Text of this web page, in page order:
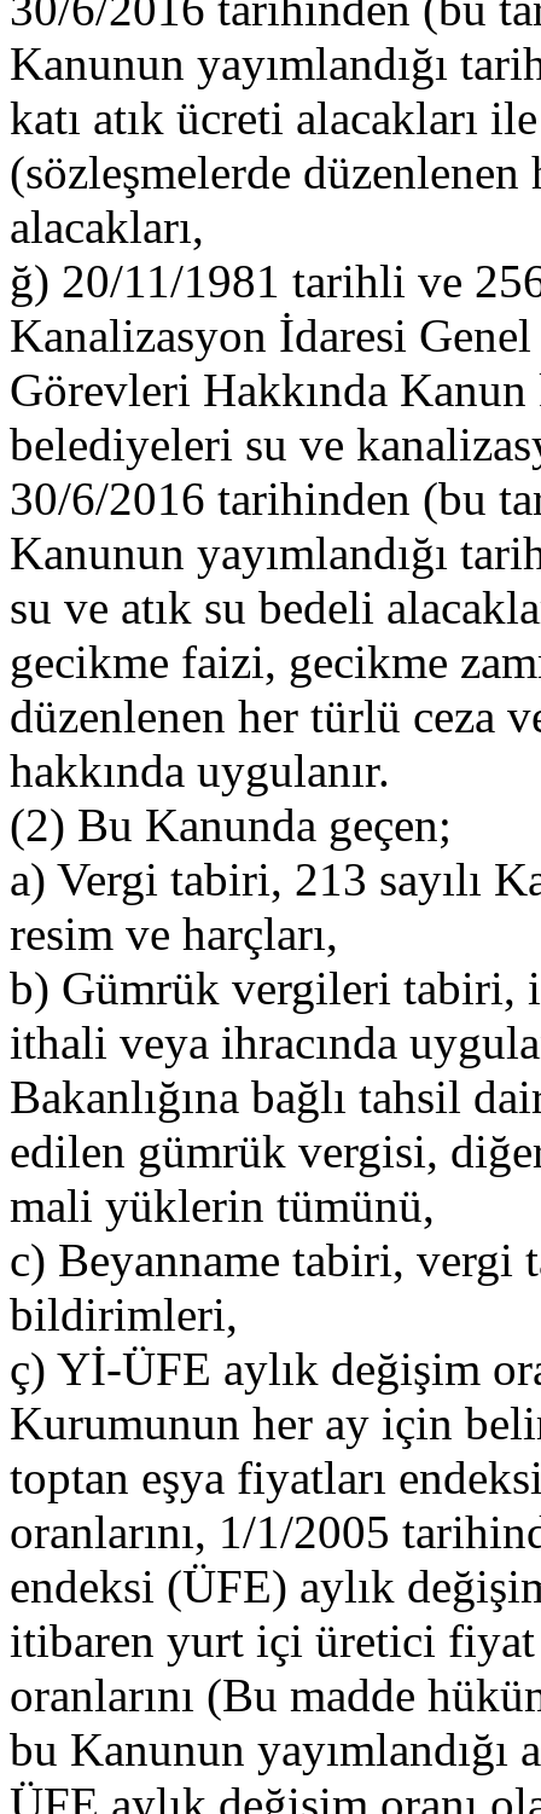
Kanunun yayımlandığı
katı atık ücreti alacakları
(sözleşmelerde
alacakları,
ğ) 20/11/1981 tarihli ve
Kanalizasyon İdaresi
Görevleri Hakkında
belediyeleri su ve
30/6/2016 tarihinden (bu
Kanunun yayımlandığı
su ve atık su bedeli
gecikme faizi, gecikme
düzenlenen her türlü ceza
hakkında uygulanır.
(2) Bu Kanunda geçen;
a) Vergi tabiri, 213 sayılı
resim ve harçları,
b) Gümrük vergileri tabiri,
ithali veya ihracında
Bakanlığına bağlı tahsil
edilen gümrük vergisi,
mali yüklerin tümünü,
c) Beyanname tabiri, vergi
bildirimleri,
ç) Yİ-ÜFE aylık değişim
Kurumunun her ay için
toptan eşya fiyatları
oranlarını, 1/1/2005
endeksi (ÜFE) aylık
itibaren yurt içi üretici
oranlarını (Bu madde
bu Kanunun
ÜFE aylık değişim oranı